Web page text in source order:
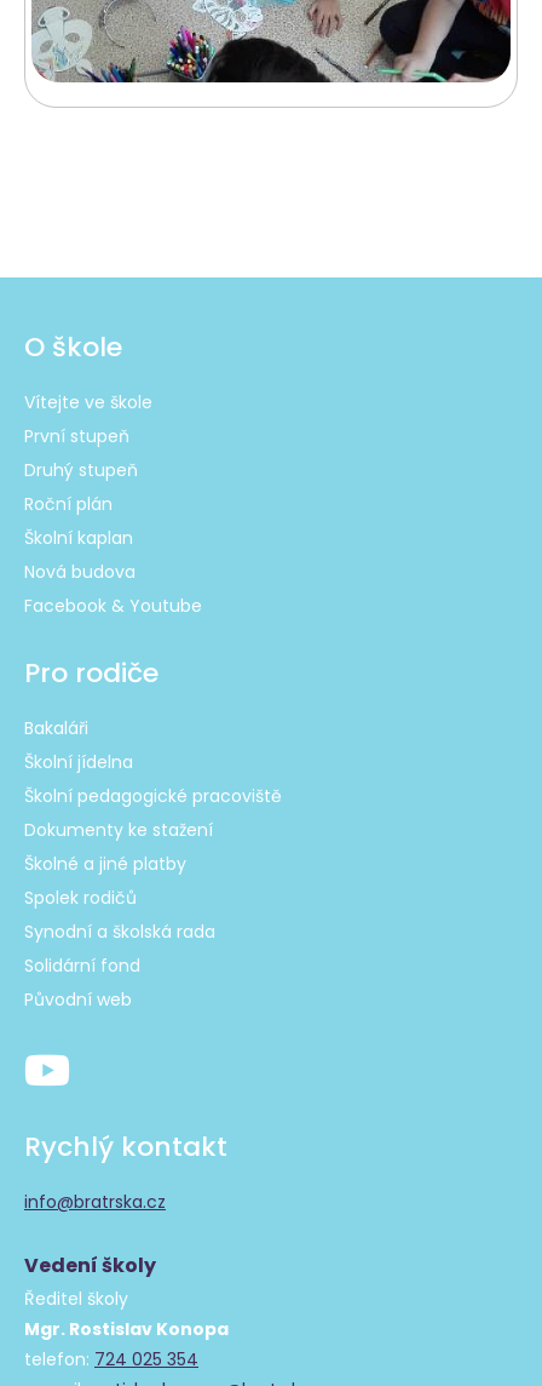
O škole
Vítejte ve škole
První stupeň
Druhý stupeň
Roční plán
Školní kaplan
Nová budova
Facebook & Youtube
Pro rodiče
Bakaláři
Školní jídelna
Školní pedagogické pracoviště
Dokumenty ke stažení
Školné a jiné platby
Spolek rodičů
Synodní a školská rada
Solidární fond
Původní web
Rychlý kontakt
info@bratrska.cz
Vedení školy
Ředitel školy
Mgr. Rostislav Konopa
telefon: 724 025 354